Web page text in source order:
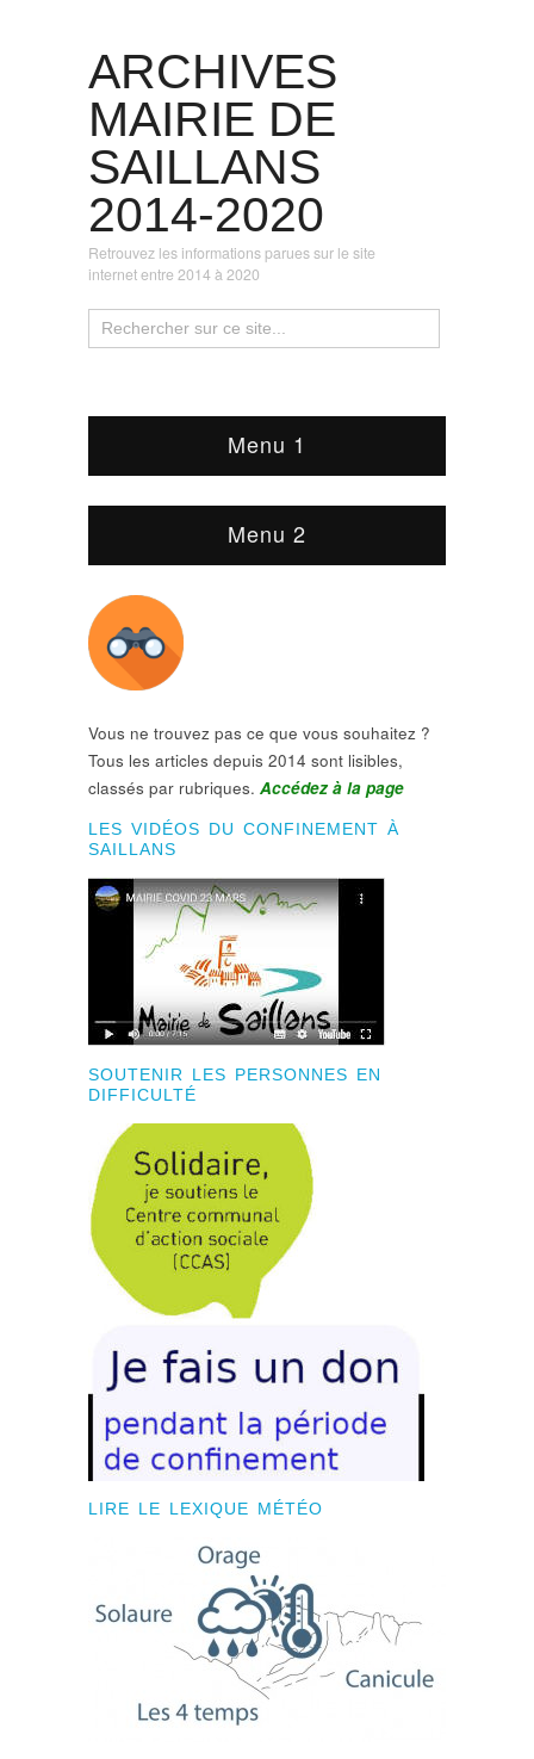
ARCHIVES
MAIRIE DE
SAILLANS
2014-2020
Retrouvez les informations parues sur le site
internet entre 2014 à 2020
Menu 1
Menu 2
Vous ne trouvez pas ce que vous souhaitez ?
Tous les articles depuis 2014 sont lisibles,
classés par rubriques. Accédez à la page
LES VIDÉOS DU CONFINEMENT À
SAILLANS
SOUTENIR LES PERSONNES EN
DIFFICULTÉ
LIRE LE LEXIQUE MÉTÉO